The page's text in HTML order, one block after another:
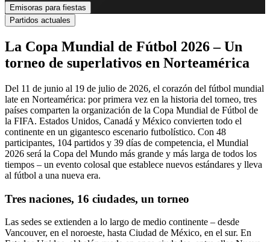
Emisoras para fiestas
Partidos actuales
La Copa Mundial de Fútbol 2026 – Un
torneo de superlativos en Norteamérica
Del 11 de junio al 19 de julio de 2026, el corazón del fútbol mundial
late en Norteamérica: por primera vez en la historia del torneo, tres
países comparten la organización de la Copa Mundial de Fútbol de
la FIFA. Estados Unidos, Canadá y México convierten todo el
continente en un gigantesco escenario futbolístico. Con 48
participantes, 104 partidos y 39 días de competencia, el Mundial
2026 será la Copa del Mundo más grande y más larga de todos los
tiempos – un evento colosal que establece nuevos estándares y lleva
al fútbol a una nueva era.
Tres naciones, 16 ciudades, un torneo
Las sedes se extienden a lo largo de medio continente – desde
Vancouver, en el noroeste, hasta Ciudad de México, en el sur. En